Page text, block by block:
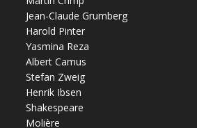
Jean-Claude Grumberg
Harold Pinter
Yasmina Reza
Albert Camus
Stefan Zweig
Henrik Ibsen
Shakespeare
Molière